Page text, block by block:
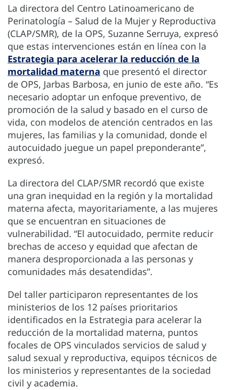
La directora del Centro Latinoamericano de
Perinatología – Salud de la Mujer y Reproductiva
(CLAP/SMR), de la OPS, Suzanne Serruya, expresó
que estas intervenciones están en línea con la
Estrategia para acelerar la reducción de la
mortalidad materna que presentó el director
de OPS, Jarbas Barbosa, en junio de este año. “Es
necesario adoptar un enfoque preventivo, de
promoción de la salud y basado en el curso de
vida, con modelos de atención centrados en las
mujeres, las familias y la comunidad, donde el
autocuidado juegue un papel preponderante”,
expresó.
La directora del CLAP/SMR recordó que existe
una gran inequidad en la región y la mortalidad
materna afecta, mayoritariamente, a las mujeres
que se encuentran en situaciones de
vulnerabilidad. “El autocuidado, permite reducir
brechas de acceso y equidad que afectan de
manera desproporcionada a las personas y
comunidades más desatendidas”.
Del taller participaron representantes de los
ministerios de los 12 países prioritarios
identificados en la Estrategia para acelerar la
reducción de la mortalidad materna, puntos
focales de OPS vinculados servicios de salud y
salud sexual y reproductiva, equipos técnicos de
los ministerios y representantes de la sociedad
civil y academia.